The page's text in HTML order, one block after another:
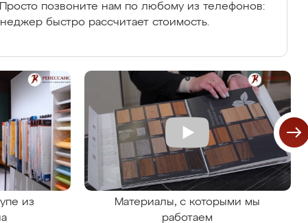
позвоните нам по любому из телефонов:
быстро рассчитает стоимость.
из
Материалы, с которыми мы
работаем